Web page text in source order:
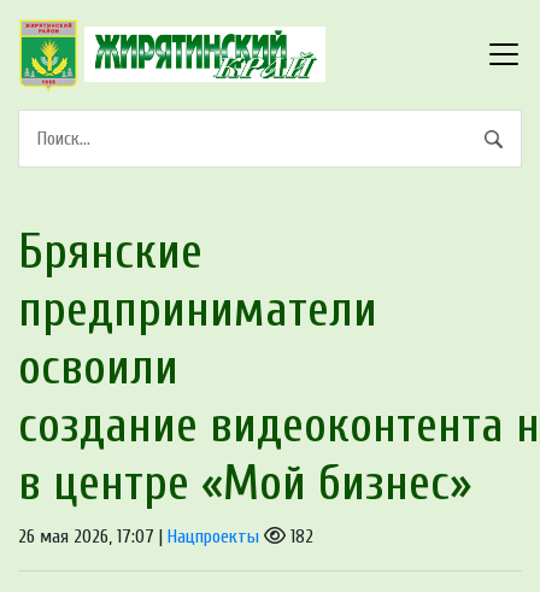
Брянские
предприниматели
освоили
создание видеоконтента
в центре «Мой бизнес»
26 мая 2026, 17:07 | Нацпроекты 182